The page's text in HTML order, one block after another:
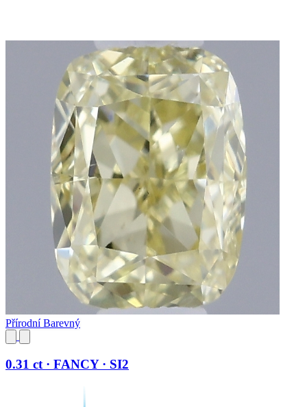
Přírodní Barevný
0.31 ct · FANCY · SI2